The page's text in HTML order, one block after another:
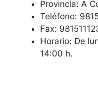
Provincia: A
Teléfono:
Fax:
Horario: De
14:00 h.